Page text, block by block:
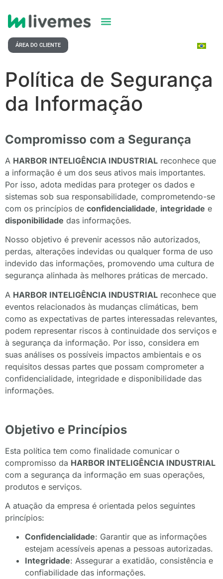
ÁREA DO CLIENTE
Política de Segurança
da Informação
Compromisso com a Segurança
A HARBOR INTELIGÊNCIA INDUSTRIAL reconhece que
a informação é um dos seus ativos mais importantes.
Por isso, adota medidas para proteger os dados e
sistemas sob sua responsabilidade, comprometendo-se
com os princípios de confidencialidade, integridade e
disponibilidade das informações.
Nosso objetivo é prevenir acessos não autorizados,
perdas, alterações indevidas ou qualquer forma de uso
indevido das informações, promovendo uma cultura de
segurança alinhada às melhores práticas de mercado.
A HARBOR INTELIGÊNCIA INDUSTRIAL reconhece que
eventos relacionados às mudanças climáticas, bem
como as expectativas de partes interessadas relevantes,
podem representar riscos à continuidade dos serviços e
à segurança da informação. Por isso, considera em
suas análises os possíveis impactos ambientais e os
requisitos dessas partes que possam comprometer a
confidencialidade, integridade e disponibilidade das
informações.
Objetivo e Princípios
Esta política tem como finalidade comunicar o
compromisso da HARBOR INTELIGÊNCIA INDUSTRIAL
com a segurança da informação em suas operações,
produtos e serviços.
A atuação da empresa é orientada pelos seguintes
princípios:
Confidencialidade: Garantir que as informações
estejam acessíveis apenas a pessoas autorizadas.
Integridade: Assegurar a exatidão, consistência e
confiabilidade das informações.